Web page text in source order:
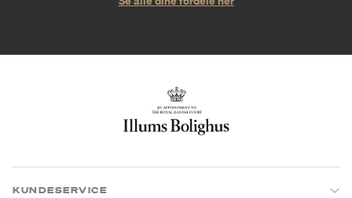
KUNDESERVICE